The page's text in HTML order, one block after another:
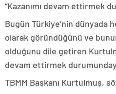
“Kazanımı devam ettirmek
Bugün Türkiye’nin dünyada
olarak göründüğünü ve
olduğunu dile getiren
devam ettirmek
TBMM Başkanı Kurtulmuş,